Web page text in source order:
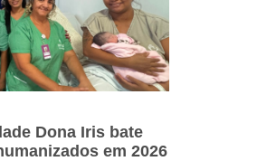
Dona Iris bate
em 2026